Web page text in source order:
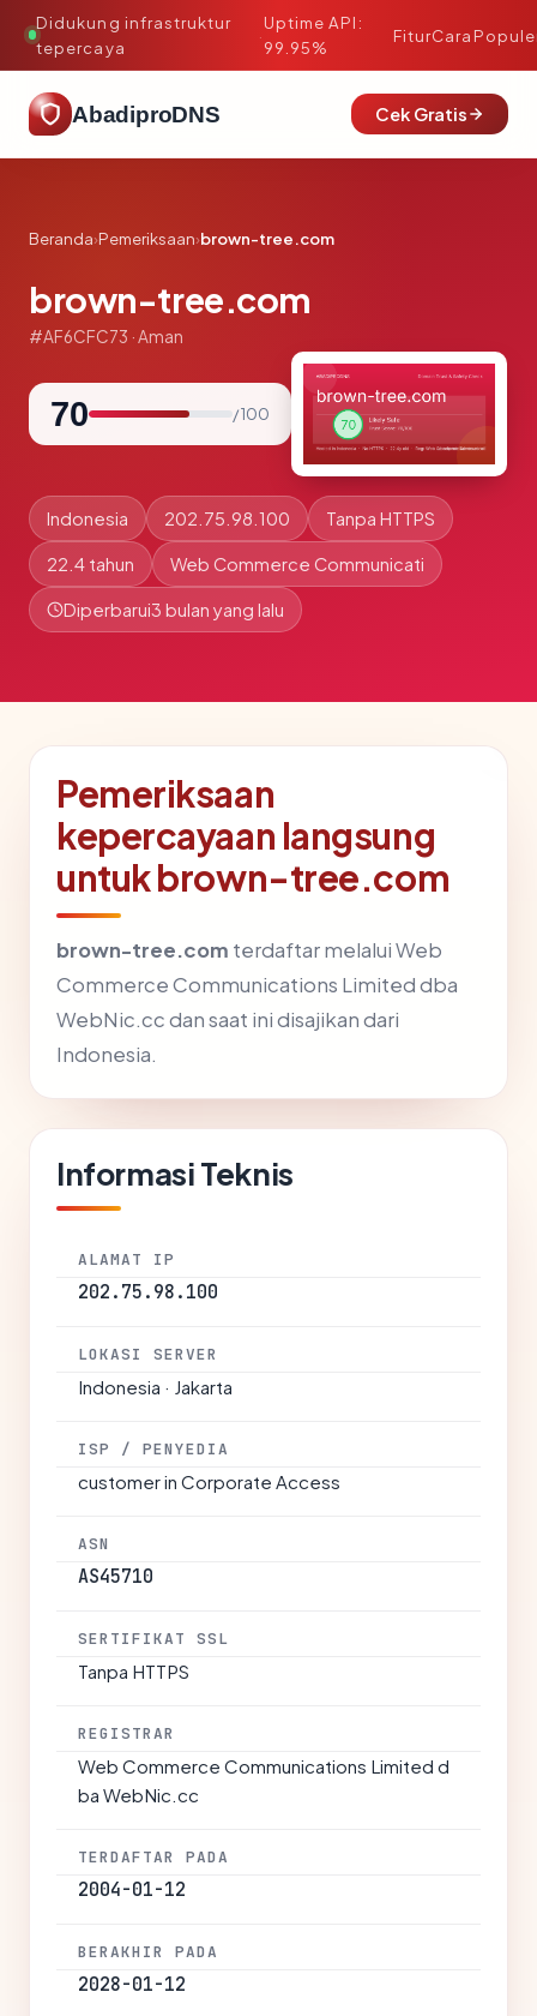
Didukung infrastruktur
tepercaya
·
Uptime API:
99.95%
FiturCara
AbadiproDNS Cek Gratis
Beranda›Pemeriksaan›brown-tree.com
brown-tree.com
#AF6CFC73 · Aman
70 / 100
Indonesia 202.75.98.100 Tanpa HTTPS
22.4 tahun Web Commerce Communicati
Diperbarui3 bulan yang lalu
Pemeriksaan
kepercayaan langsung
untuk brown-tree.com
brown-tree.com terdaftar melalui Web
Commerce Communications Limited dba
WebNic.cc dan saat ini disajikan dari
Indonesia.
Informasi Teknis
ALAMAT IP
202.75.98.100
LOKASI SERVER
Indonesia · Jakarta
ISP / PENYEDIA
customer in Corporate Access
ASN
AS45710
SERTIFIKAT SSL
Tanpa HTTPS
REGISTRAR
Web Commerce Communications Limited d
ba WebNic.cc
TERDAFTAR PADA
2004-01-12
BERAKHIR PADA
2028-01-12